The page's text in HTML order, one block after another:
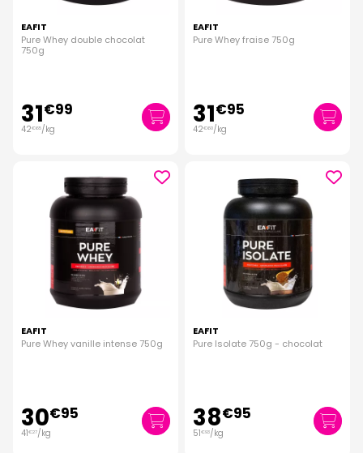
EAFIT
Pure Whey double chocolat
750g
31€99
42€65/kg
EAFIT
Pure Whey fraise 750g
31€95
42€60/kg
EAFIT
Pure Whey vanille intense 750g
30€95
41€27/kg
EAFIT
Pure Isolate 750g - chocolat
38€95
51€93/kg